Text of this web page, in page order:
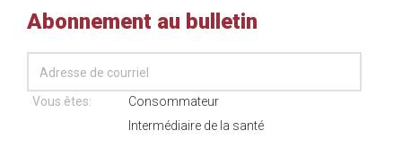
Abonnement au bulletin
Vous êtes:
Consommateur
Intermédiaire de la santé